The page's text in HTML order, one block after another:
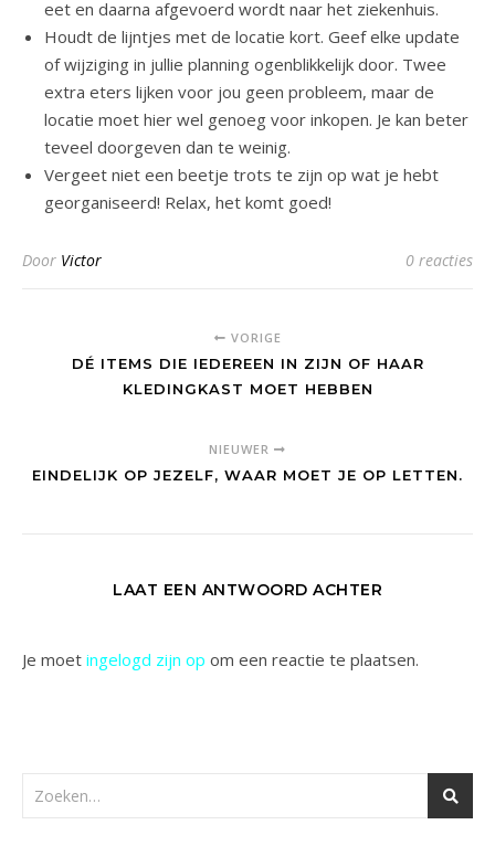
eet en daarna afgevoerd wordt naar het ziekenhuis.
Houdt de lijntjes met de locatie kort. Geef elke update
of wijziging in jullie planning ogenblikkelijk door. Twee
extra eters lijken voor jou geen probleem, maar de
locatie moet hier wel genoeg voor inkopen. Je kan beter
teveel doorgeven dan te weinig.
Vergeet niet een beetje trots te zijn op wat je hebt
georganiseerd! Relax, het komt goed!
Door Victor 0 reacties
VORIGE
DÉ ITEMS DIE IEDEREEN IN ZIJN OF HAAR
KLEDINGKAST MOET HEBBEN
NIEUWER
EINDELIJK OP JEZELF, WAAR MOET JE OP LETTEN.
LAAT EEN ANTWOORD ACHTER
Je moet ingelogd zijn op om een reactie te plaatsen.